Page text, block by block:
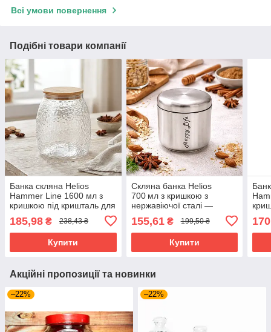
Всі умови повернення
Подібні товари компанії
Банка скляна Helios
Hammer Line 1600 мл з
кришкою під кришталь для
стильна ємність (GPCWG-
02B)
185,98 ₴ 238,43 ₴
Купити
Скляна банка Helios
700 мл з кришкою з
нержавіючої сталі —
контейнер для зберігання
1718A
155,61₴ 199,50 ₴
Купити
Акційні пропозиції та новинки
–22% –22%